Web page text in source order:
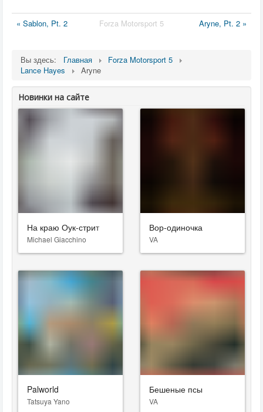
« Sablon, Pt. 2 Forza Motorsport 5 Aryne, Pt. 2 »
Вы здесь: Главная
Forza Motorsport 5
Lance Hayes
Aryne
Новинки на сайте
На краю Оук-стрит
Michael Giacchino
Вор-одиночка
VA
Palworld
Tatsuya Yano
Бешеные псы
VA